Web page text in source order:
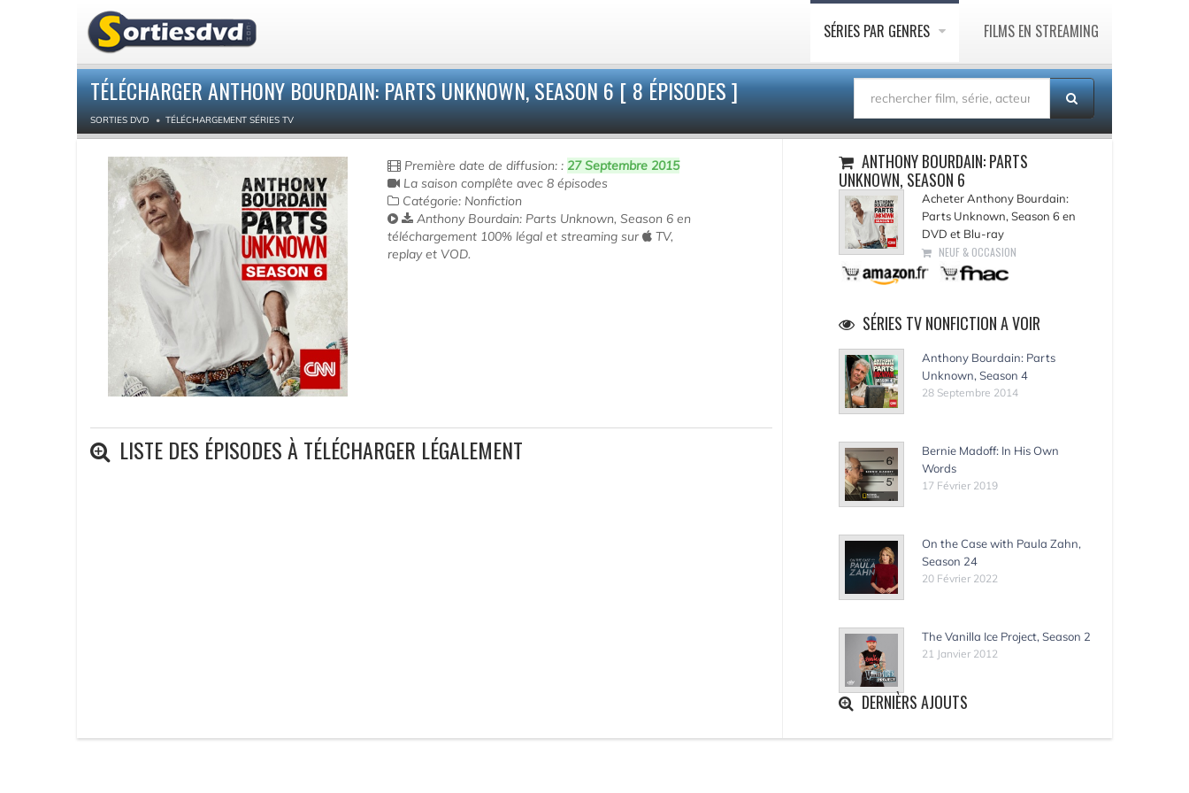
SÉRIES PAR GENRES FILMS EN STREAMING
TÉLÉCHARGER ANTHONY BOURDAIN: PARTS UNKNOWN, SEASON 6 [ 8 ÉPISODES ]
SORTIES DVD TÉLÉCHARGEMENT SÉRIES TV
Première date de diffusion: : 27 Septembre 2015
La saison complête avec 8 épisodes
Catégorie: Nonfiction
Anthony Bourdain: Parts Unknown, Season 6 en
téléchargement 100% légal et streaming sur
TV,
replay et VOD.
LISTE DES ÉPISODES À TÉLÉCHARGER LÉGALEMENT
ANTHONY BOURDAIN: PARTS
UNKNOWN, SEASON 6
Acheter Anthony Bourdain:
Parts Unknown, Season 6 en
DVD et Blu-ray
NEUF & OCCASION
SÉRIES TV NONFICTION A VOIR
Anthony Bourdain: Parts
Unknown, Season 4
28 Septembre 2014
Bernie Madoff: In His Own
Words
17 Février 2019
On the Case with Paula Zahn,
Season 24
20 Février 2022
The Vanilla Ice Project, Season 2
21 Janvier 2012
DERNIÈRS AJOUTS